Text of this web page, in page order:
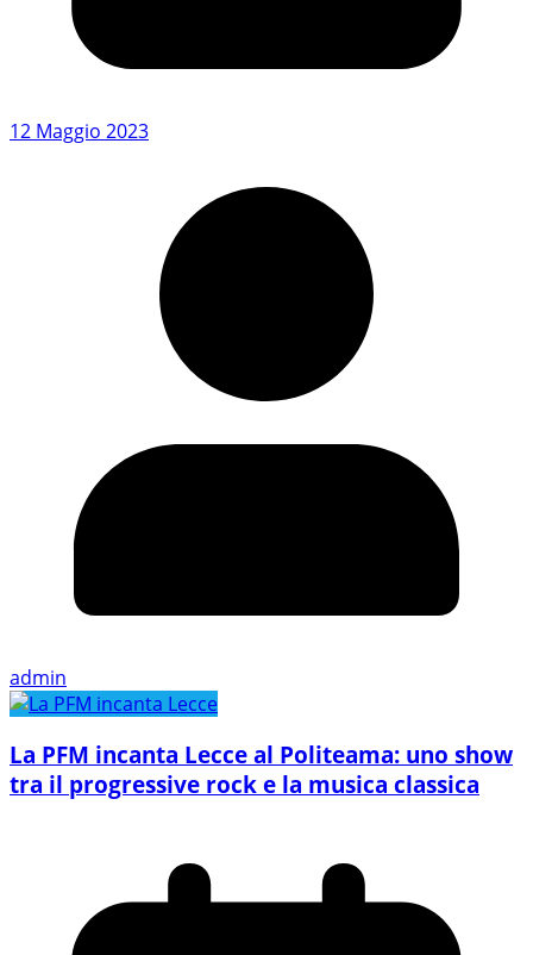
12 Maggio 2023
admin
La PFM incanta Lecce al Politeama: uno show
tra il progressive rock e la musica classica